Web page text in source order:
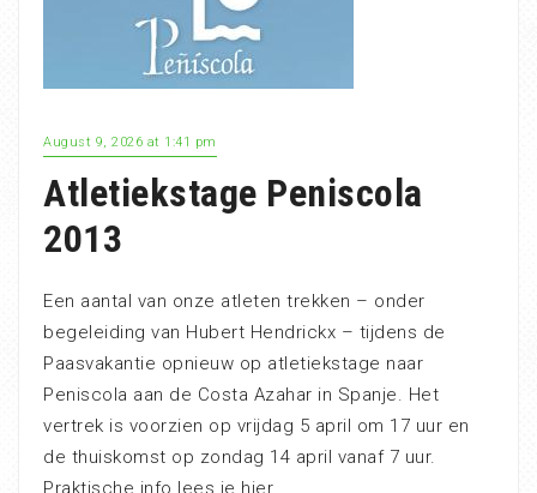
August 9, 2026 at 1:41 pm
Atletiekstage Peniscola
2013
Een aantal van onze atleten trekken – onder
begeleiding van Hubert Hendrickx – tijdens de
Paasvakantie opnieuw op atletiekstage naar
Peniscola aan de Costa Azahar in Spanje. Het
vertrek is voorzien op vrijdag 5 april om 17 uur en
de thuiskomst op zondag 14 april vanaf 7 uur.
Praktische info lees je hier …